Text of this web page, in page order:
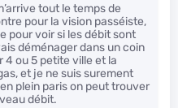
tout le temps de
pour la vision passéiste,
pour voir si les débit sont
déménager dans un coin
4 ou 5 petite ville et la
et je ne suis surement
plein paris on peut trouver
débit.